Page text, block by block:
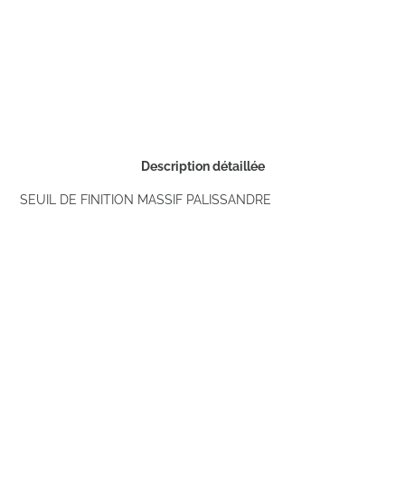
Description détaillée
SEUIL DE FINITION MASSIF PALISSANDRE